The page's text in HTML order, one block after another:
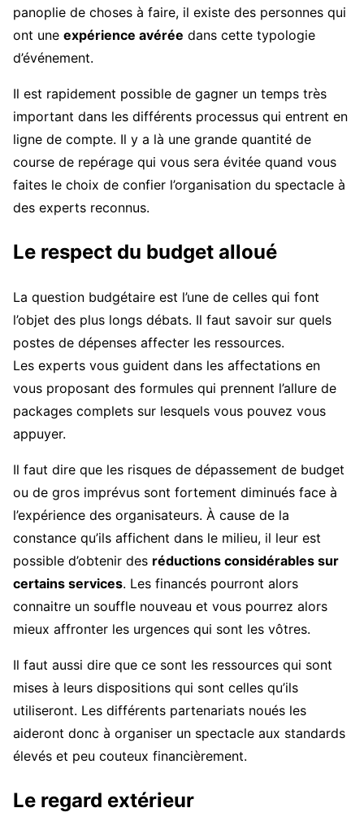
panoplie de choses à faire, il existe des personnes qui
ont une expérience avérée dans cette typologie
d’événement.
Il est rapidement possible de gagner un temps très
important dans les différents processus qui entrent en
ligne de compte. Il y a là une grande quantité de
course de repérage qui vous sera évitée quand vous
faites le choix de confier l’organisation du spectacle à
des experts reconnus.
Le respect du budget alloué
La question budgétaire est l’une de celles qui font
l’objet des plus longs débats. Il faut savoir sur quels
postes de dépenses affecter les ressources.
Les experts vous guident dans les affectations en
vous proposant des formules qui prennent l’allure de
packages complets sur lesquels vous pouvez vous
appuyer.
Il faut dire que les risques de dépassement de budget
ou de gros imprévus sont fortement diminués face à
l’expérience des organisateurs. À cause de la
constance qu’ils affichent dans le milieu, il leur est
possible d’obtenir des réductions considérables sur
certains services. Les financés pourront alors
connaitre un souffle nouveau et vous pourrez alors
mieux affronter les urgences qui sont les vôtres.
Il faut aussi dire que ce sont les ressources qui sont
mises à leurs dispositions qui sont celles qu’ils
utiliseront. Les différents partenariats noués les
aideront donc à organiser un spectacle aux standards
élevés et peu couteux financièrement.
Le regard extérieur